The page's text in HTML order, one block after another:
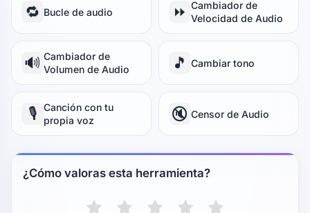
🔁 Bucle de audio ⏩ Cambiador de
Velocidad de Audio
🔊 Cambiador de
Volumen de Audio
🎵 Cambiar tono
🎙️ Canción con tu
propia voz
🔇 Censor de Audio
¿Cómo valoras esta herramienta?